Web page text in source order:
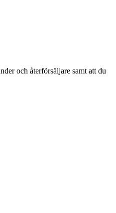
och återförsäljare samt att du